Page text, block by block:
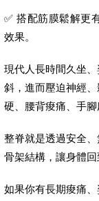
✅ 搭配筋膜鬆解更
效果。
現代人長時間久坐
斜，進而壓迫神經
硬、腰背痠痛、手腳
整脊就是透過安全
骨架結構，讓身體回
如果你有長期痠痛